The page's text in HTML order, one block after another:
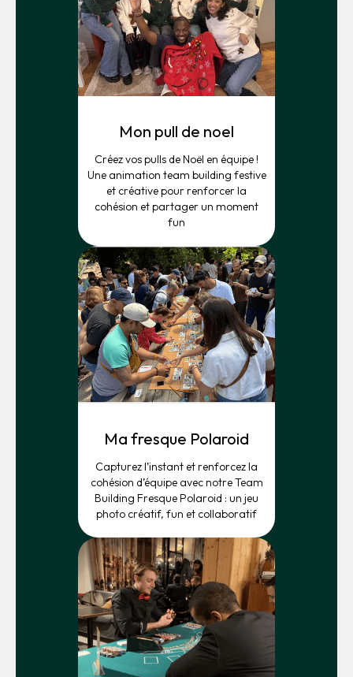
Mon pull de noel
Créez vos pulls de Noël en équipe !
Une animation team building festive
et créative pour renforcer la
cohésion et partager un moment
fun
Ma fresque Polaroid
Capturez l’instant et renforcez la
cohésion d’équipe avec notre Team
Building Fresque Polaroid : un jeu
photo créatif, fun et collaboratif